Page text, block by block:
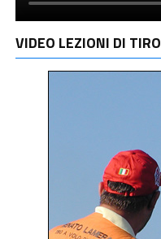
VIDEO LEZIONI DI TIRO